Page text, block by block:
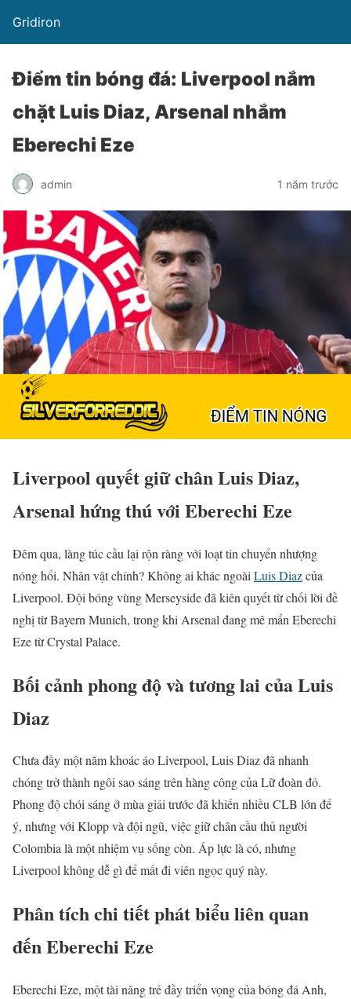
Gridiron
Điểm tin bóng đá: Liverpool nắm
chặt Luis Diaz, Arsenal nhắm
Eberechi Eze
admin 1 năm trước
Liverpool quyết giữ chân Luis Diaz,
Arsenal hứng thú với Eberechi Eze
Đêm qua, làng túc cầu lại rộn ràng với loạt tin chuyển nhượng
nóng hổi. Nhân vật chính? Không ai khác ngoài Luis Diazcủa
Liverpool. Đội bóng vùng Merseyside đã kiên quyết từ chối lời đề
nghị từ Bayern Munich, trong khi Arsenal đang mê mẩn Eberechi
Eze từ Crystal Palace.
Bối cảnh phong độ và tương lai của Luis
Diaz
Chưa đầy một năm khoác áo Liverpool, Luis Diaz đã nhanh
chóng trở thành ngôi sao sáng trên hàng công của Lữ đoàn đỏ.
Phong độ chói sáng ở mùa giải trước đã khiến nhiều CLB lớn để
ý, nhưng với Klopp và đội ngũ, việc giữ chân cầu thủ người
Colombia là một nhiệm vụ sống còn. Áp lực là có, nhưng
Liverpool không dễ gì để mất đi viên ngọc quý này.
Phân tích chi tiết phát biểu liên quan
đến Eberechi Eze
Eberechi Eze, một tài năng trẻ đầy triển vọng của bóng đá Anh,